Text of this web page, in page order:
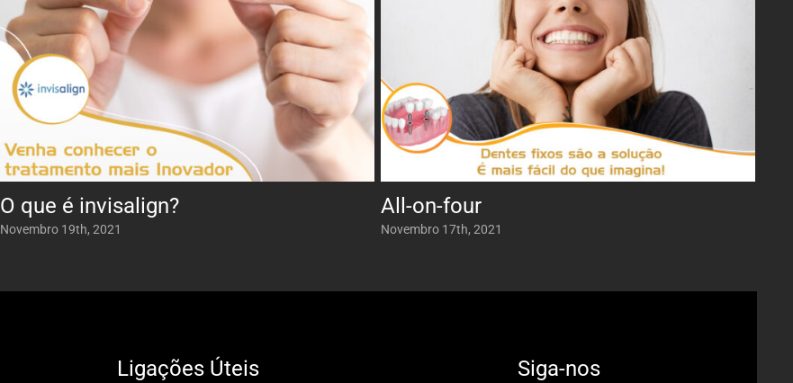
O que é invisalign?
Novembro 19th, 2021
All-on-four
Novembro 17th, 2021
Ligações Úteis Siga-nos